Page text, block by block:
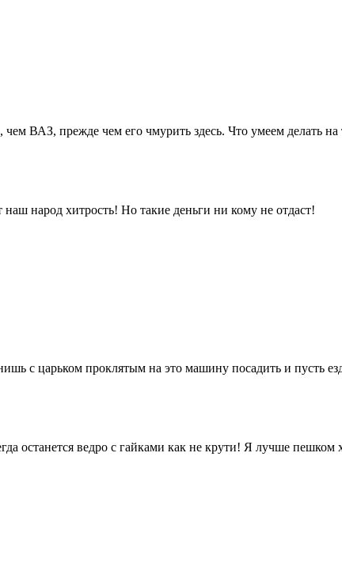
чем ВАЗ, прежде чем его чмурить здесь. Что умеем делать
народ хитрость! Но такие деньги ни кому не отдаст!
с царьком проклятым на это машину посадить и пусть
останется ведро с гайками как не крути! Я лучше пешком